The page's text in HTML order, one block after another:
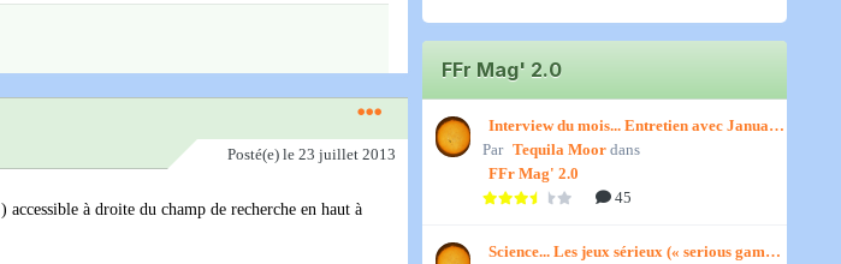
Posté(e) le 23 juillet 2013
) accessible à droite du champ de recherche en haut à
FFr Mag' 2.0
Interview du mois... Entretien avec January,
par Titenath
Par Tequila Moor dans
FFr Mag' 2.0
45
Science... Les jeux sérieux (« serious games